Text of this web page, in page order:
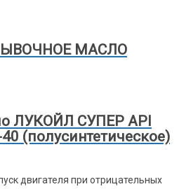
МАСЛО
ЛУКОЙЛ СУПЕР API
(полусинтетическое)
двигателя при отрицательных